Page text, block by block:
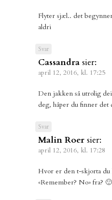
Flyter sjæl.. det
aldri
Svar
Cassandra sier:
april 12, 2016, kl. 17:25
Den jakken så utrolig
deg, håper du finner det
Svar
Malin Roer sier:
april 12, 2016, kl. 17:28
Hvor er den t-skjorta du
«Remember? No» fra? 🙂